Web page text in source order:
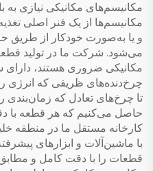
مکانیسم‌های مکانیکی نیازی به
مکانیسم‌ها از یک فنر اصلی
و یا به‌صورت خودکار از طریق
می‌شود. شرکت ما در تولید
مکانیکی ضروری هستند، دارای
چرخ‌دنده‌های ظریفی که انرژی
تا چرخ‌های تعادل که زمان‌بندی
حاصل می‌کنیم که هر قطعه با
کارخانه مستقل ما در منطقه
با ماشین‌آلات و ابزارهای
قطعات را با دقت کامل و